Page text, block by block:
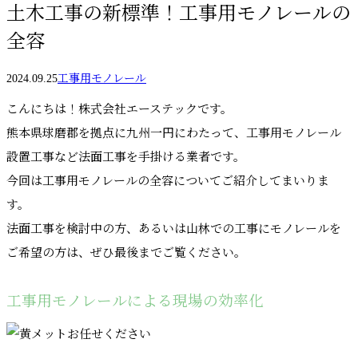
土木工事の新標準！工事用モノレールの
全容
2024.09.25工事用モノレール
こんにちは！株式会社エーステックです。
熊本県球磨郡を拠点に九州一円にわたって、工事用モノレール
設置工事など法面工事を手掛ける業者です。
今回は工事用モノレールの全容についてご紹介してまいりま
す。
法面工事を検討中の方、あるいは山林での工事にモノレールを
ご希望の方は、ぜひ最後までご覧ください。
工事用モノレールによる現場の効率化